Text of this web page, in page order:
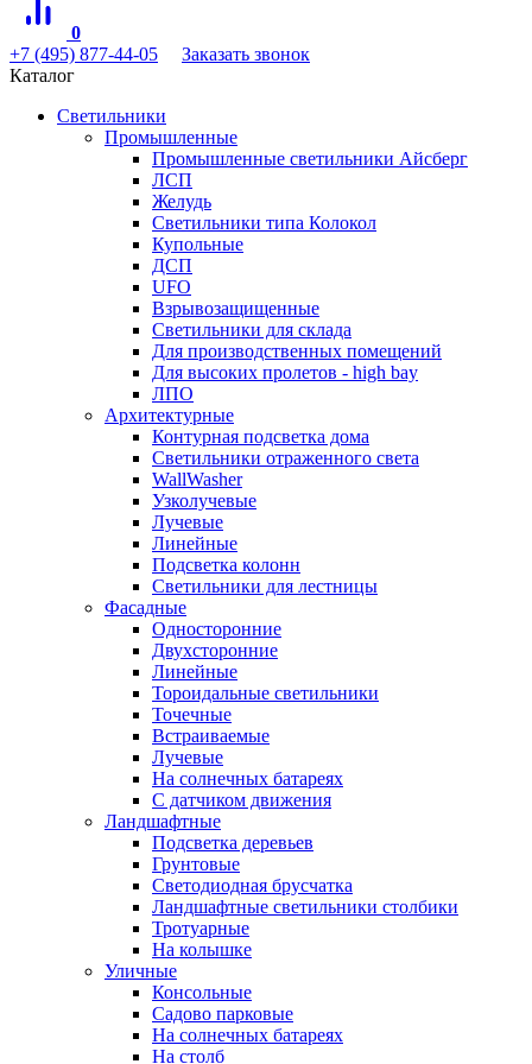
0
+7 (495) 877-44-05
Заказать звонок
Каталог
Светильники
Промышленные
Промышленные светильники Айсберг
ЛСП
Желудь
Светильники типа Колокол
Купольные
ДСП
UFO
Взрывозащищенные
Светильники для склада
Для производственных помещений
Для высоких пролетов - high bay
ЛПО
Архитектурные
Контурная подсветка дома
Светильники отраженного света
WallWasher
Узколучевые
Лучевые
Линейные
Подсветка колонн
Светильники для лестницы
Фасадные
Односторонние
Двухсторонние
Линейные
Тороидальные светильники
Точечные
Встраиваемые
Лучевые
На солнечных батареях
С датчиком движения
Ландшафтные
Подсветка деревьев
Грунтовые
Светодиодная брусчатка
Ландшафтные светильники столбики
Тротуарные
На колышке
Уличные
Консольные
Садово парковые
На солнечных батареях
На столб